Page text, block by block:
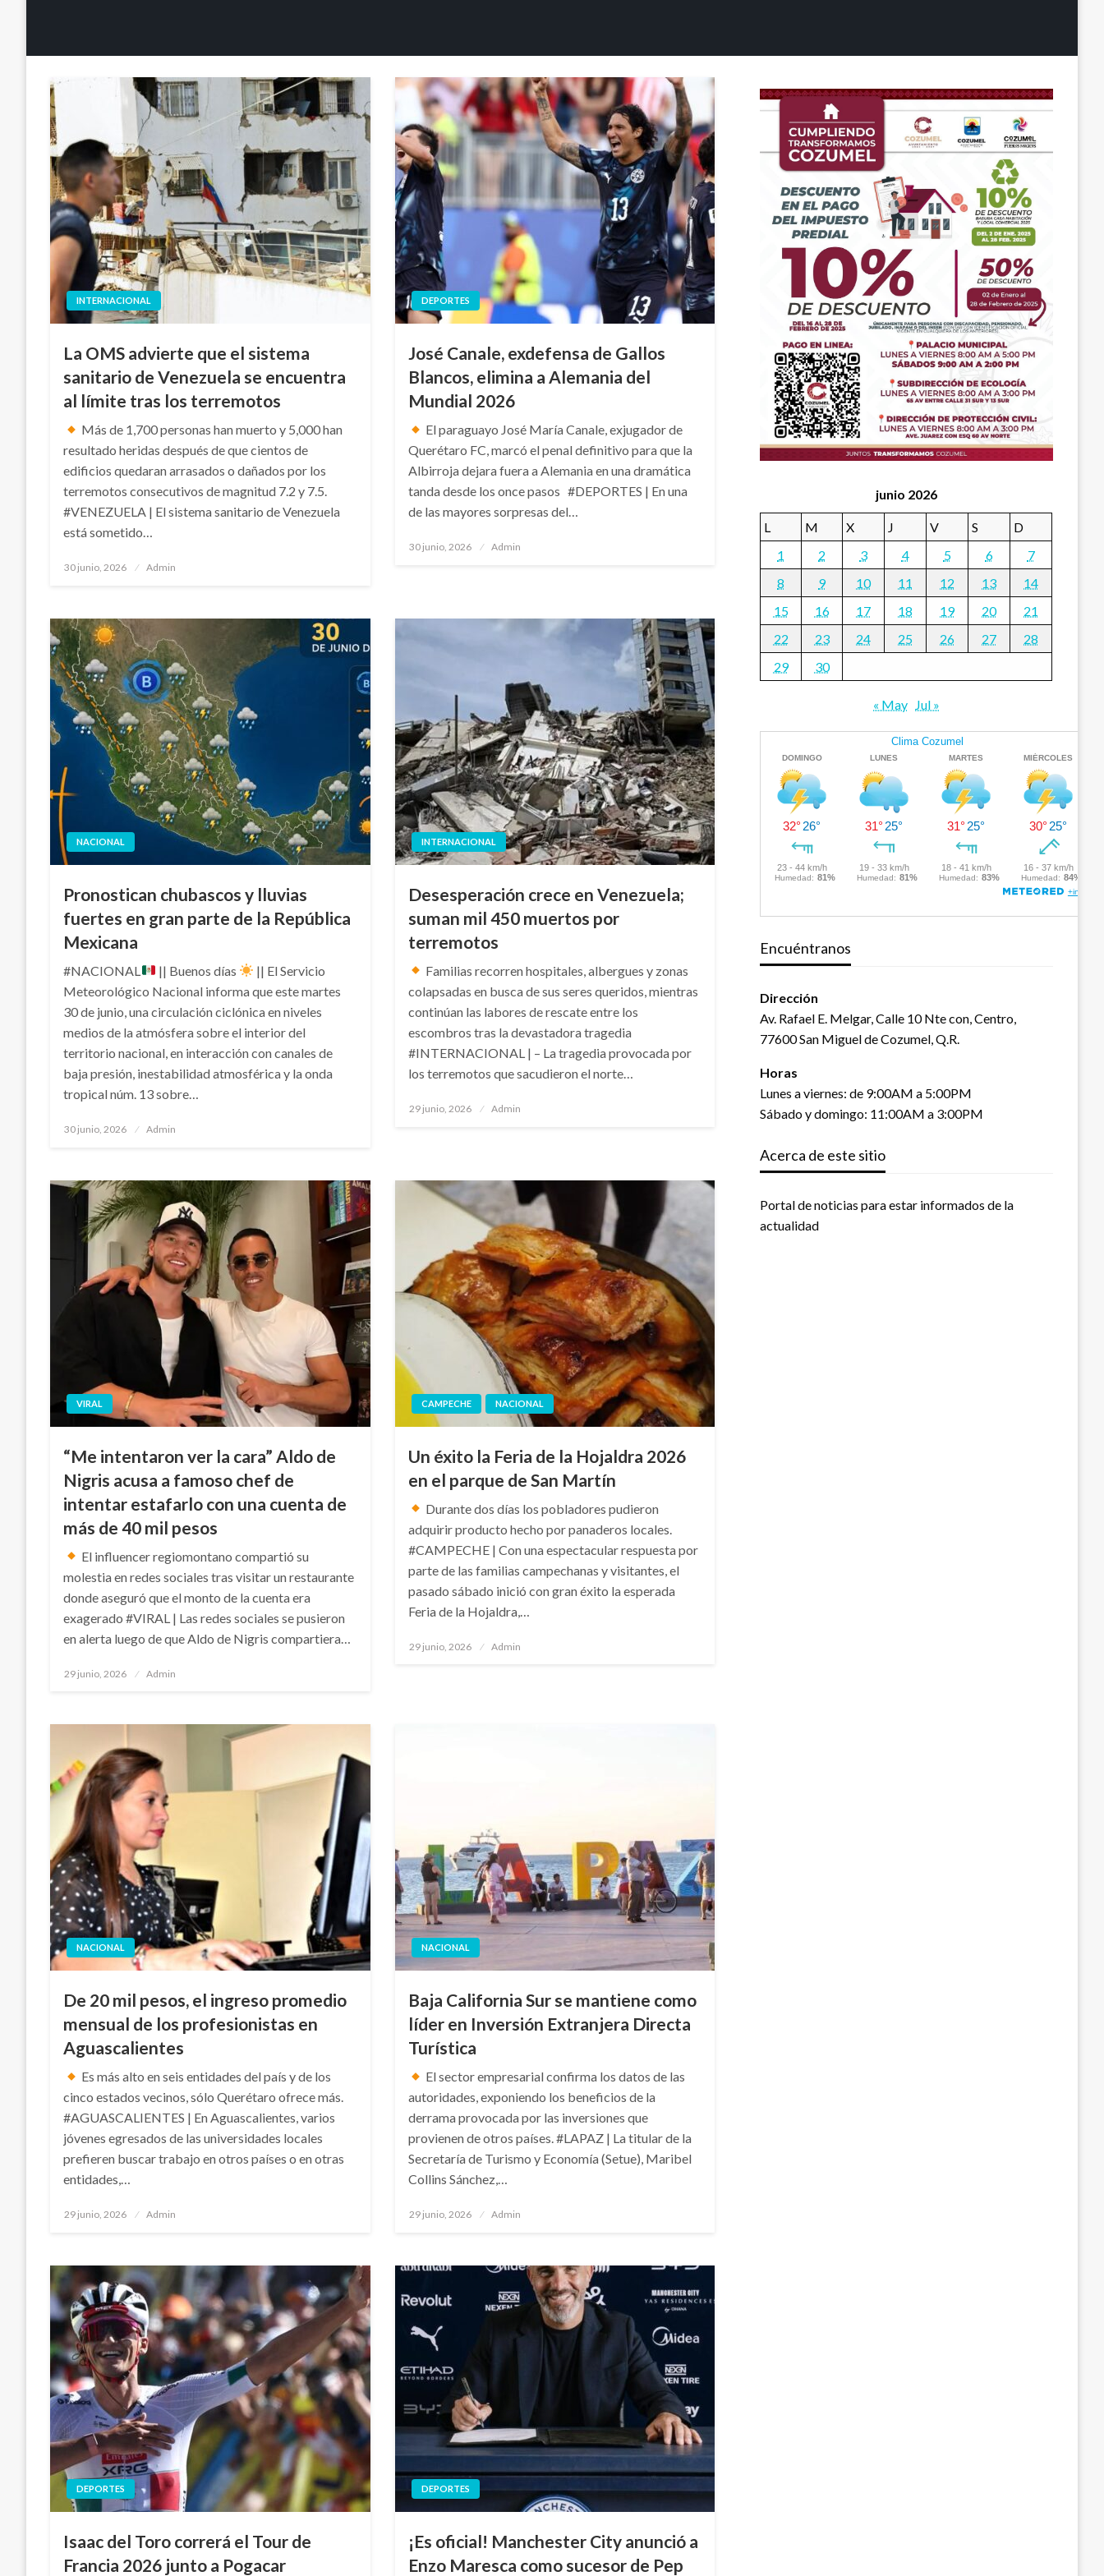
INTERNACIONAL
La OMS advierte que el sistema
sanitario de Venezuela se encuentra
al límite tras los terremotos
Más de 1,700 personas han ​muerto y 5,000 han
resultado heridas después de que cientos de
edificios quedaran arrasados o dañados por los
‌terremotos consecutivos ​de magnitud 7.2 y 7.5.
#VENEZUELA | El sistema sanitario de Venezuela
⁠está sometido…
Publicado
30 junio, 2026 Admin
DEPORTES
José Canale, exdefensa de Gallos
Blancos, elimina a Alemania del
Mundial 2026
El paraguayo José María Canale, exjugador de
Querétaro FC, marcó el penal definitivo para que la
Albirroja dejara fuera a Alemania en una dramática
tanda desde los once pasos #DEPORTES | En una
de las mayores sorpresas del…
Publicado
30 junio, 2026 Admin
NACIONAL
Pronostican chubascos y lluvias
fuertes en gran parte de la República
Mexicana
#NACIONAL || Buenos días
|| El Servicio
Meteorológico Nacional informa que este martes
30 de junio, una circulación ciclónica en niveles
medios de la atmósfera sobre el interior del
territorio nacional, en interacción con canales de
baja presión, inestabilidad atmosférica y la onda
tropical núm. 13 sobre…
Publicado
30 junio, 2026 Admin
INTERNACIONAL
Desesperación crece en Venezuela;
suman mil 450 muertos por
terremotos
Familias recorren hospitales, albergues y zonas
colapsadas en busca de sus seres queridos, mientras
continúan las labores de rescate entre los
escombros tras la devastadora tragedia
#INTERNACIONAL | – La tragedia provocada por
los terremotos que sacudieron el norte…
Publicado
29 junio, 2026 Admin
VIRAL
“Me intentaron ver la cara” Aldo de
Nigris acusa a famoso chef de
intentar estafarlo con una cuenta de
más de 40 mil pesos
El influencer regiomontano compartió su
molestia en redes sociales tras visitar un restaurante
donde aseguró que el monto de la cuenta era
exagerado #VIRAL | Las redes sociales se pusieron
en alerta luego de que Aldo de Nigris compartiera…
Publicado
29 junio, 2026 Admin
CAMPECHE NACIONAL
Un éxito la Feria de la Hojaldra 2026
en el parque de San Martín
Durante dos días los pobladores pudieron
adquirir producto hecho por panaderos locales.
#CAMPECHE | Con una espectacular respuesta por
parte de las familias campechanas y visitantes, el
pasado sábado inició con gran éxito la esperada
Feria de la Hojaldra,…
Publicado
29 junio, 2026 Admin
NACIONAL
De 20 mil pesos, el ingreso promedio
mensual de los profesionistas en
Aguascalientes
Es más alto en seis entidades del país y de los
cinco estados vecinos, sólo Querétaro ofrece más.
#AGUASCALIENTES | En Aguascalientes, varios
jóvenes egresados de las universidades locales
prefieren buscar trabajo en otros países o en otras
entidades,…
Publicado
29 junio, 2026 Admin
NACIONAL
Baja California Sur se mantiene como
líder en Inversión Extranjera Directa
Turística
El sector empresarial confirma los datos de las
autoridades, exponiendo los beneficios de la
derrama provocada por las inversiones que
provienen de otros países. #LAPAZ | La titular de la
Secretaría de Turismo y Economía (Setue), Maribel
Collins Sánchez,…
Publicado
29 junio, 2026 Admin
DEPORTES
Isaac del Toro correrá el Tour de
Francia 2026 junto a Pogacar
DEPORTES
¡Es oficial! Manchester City anunció a
Enzo Maresca como sucesor de Pep
junio 2026
L M X J V S
D
1
2 3 4 5 6
7
8
9 10 11 12 13
14
15
16 17 18 19 20
21
22
23 24 25 26 27
28
29
30
« May Jul »
Encuéntranos
Dirección
Av. Rafael E. Melgar, Calle 10 Nte con, Centro,
77600 San Miguel de Cozumel, Q.R.
Horas
Lunes a viernes: de 9:00AM a 5:00PM
Sábado y domingo: 11:00AM a 3:00PM
Acerca de este sitio
Portal de noticias para estar informados de la
actualidad